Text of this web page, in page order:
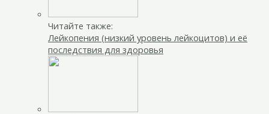
Читайте также:
Лейкопения (низкий уровень лейкоцитов) и её
последствия для здоровья